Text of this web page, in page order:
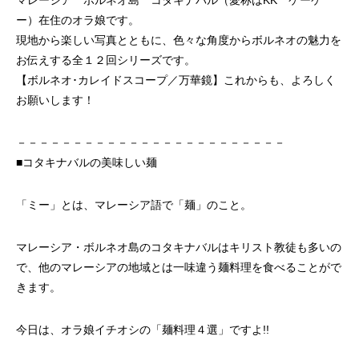
ー）在住のオラ娘です。
現地から楽しい写真とともに、色々な角度からボルネオの魅力を
お伝えする全１２回シリーズです。
【ボルネオ･カレイドスコープ／万華鏡】これからも、よろしく
お願いします！
－－－－－－－－－－－－－－－－－－－－－－－－
■コタキナバルの美味しい麺
「ミー」とは、マレーシア語で「麺」のこと。
マレーシア・ボルネオ島のコタキナバルはキリスト教徒も多いの
で、他のマレーシアの地域とは一味違う麺料理を食べることがで
きます。
今日は、オラ娘イチオシの「麺料理４選」ですよ!!